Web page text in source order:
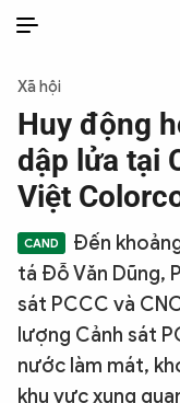
THỜI SỰ
CHỐNG DIỄN BIẾN
CÔNG AN TRONG
XÃ HỘI
Xã hội
Huy động
dập lửa tại
Việt
Đến
tá Đỗ Văn Dũng,
sát PCCC và
lượng Cảnh sát
nước làm mát,
khu vực xung